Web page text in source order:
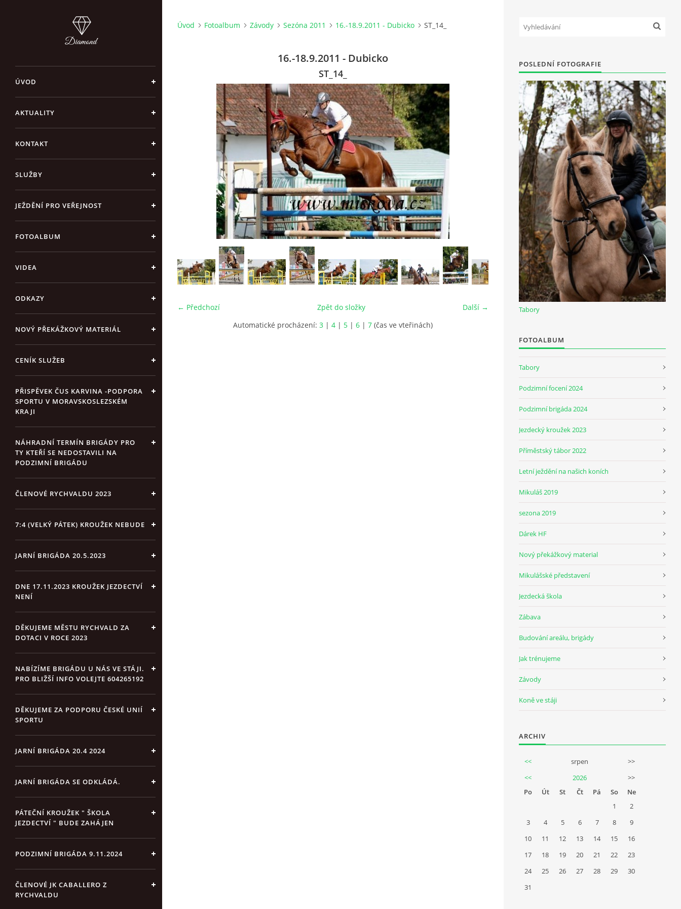
ÚVOD
AKTUALITY
KONTAKT
SLUŽBY
JEŽDĚNÍ PRO VEŘEJNOST
FOTOALBUM
VIDEA
ODKAZY
NOVÝ PŘEKÁŽKOVÝ MATERIÁL
CENÍK SLUŽEB
PŘISPĚVEK ČUS KARVINA -PODPORA
SPORTU V MORAVSKOSLEZSKÉM
KRAJI
NÁHRADNÍ TERMÍN BRIGÁDY PRO
TY KTEŘÍ SE NEDOSTAVILI NA
PODZIMNÍ BRIGÁDU
ČLENOVÉ RYCHVALDU 2023
7:4 (VELKÝ PÁTEK) KROUŽEK NEBUDE
JARNÍ BRIGÁDA 20.5.2023
DNE 17.11.2023 KROUŽEK JEZDECTVÍ
NENÍ
DĚKUJEME MĚSTU RYCHVALD ZA
DOTACI V ROCE 2023
NABÍZÍME BRIGÁDU U NÁS VE STÁJI.
PRO BLIŽŠÍ INFO VOLEJTE 604265192
DĚKUJEME ZA PODPORU ČESKÉ UNIÍ
SPORTU
JARNÍ BRIGÁDA 20.4 2024
JARNÍ BRIGÁDA SE ODKLÁDÁ.
PÁTEČNÍ KROUŽEK " ŠKOLA
JEZDECTVÍ " BUDE ZAHÁJEN
PODZIMNÍ BRIGÁDA 9.11.2024
ČLENOVÉ JK CABALLERO Z
RYCHVALDU
Úvod Fotoalbum Závody Sezóna 2011 16.-18.9.2011 - Dubicko ST_14_
16.-18.9.2011 - Dubicko
ST_14_
← Předchozí Další →
Zpět do složky
Automatické procházení: 3 | 4 | 5 | 6 | 7 (čas ve vteřinách)
POSLEDNÍ FOTOGRAFIE
Tabory
FOTOALBUM
Tabory
Podzimní focení 2024
Podzimní brigáda 2024
Jezdecký kroužek 2023
Příměstský tábor 2022
Letní ježdění na našich koních
Mikuláš 2019
sezona 2019
Dárek HF
Nový překážkový material
Mikulášské představení
Jezdecká škola
Zábava
Budování areálu, brigády
Jak trénujeme
Závody
Koně ve stáji
ARCHIV
<< srpen
>>
<<
2026
>>
Po
Út St Čt Pá So
Ne
1
2
3
4 5 6 7 8
9
10
11 12 13 14 15
16
17
18 19 20 21 22
23
24
25 26 27 28 29
30
31